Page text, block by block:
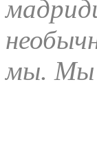
мы. Мы